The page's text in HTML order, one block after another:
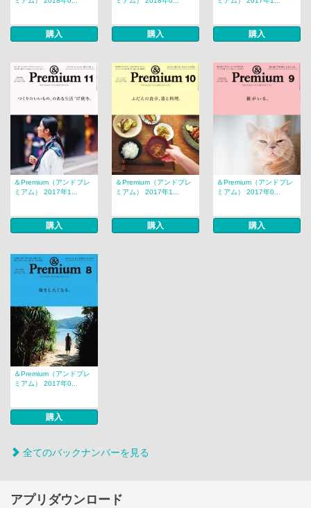
購入 購入 購入
＆Premium（アンドプレ
ミアム） 2017年1...
購入
＆Premium（アンドプレ
ミアム） 2017年1...
購入
＆Premium（アンドプレ
ミアム） 2017年0...
購入
＆Premium（アンドプレ
ミアム） 2017年0...
購入
全てのバックナンバーを見る
アプリダウンロード